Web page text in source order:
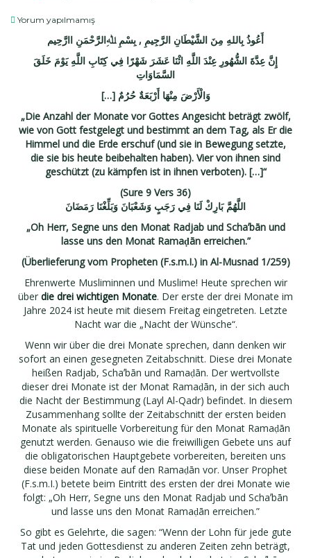
Yorum yapılmamış
أَعُوذُ بِاللهِ مِنَ الشَّيْطَانِ الرَّجِيمِ , بِسْمِ ﷲِالرَّحْمَنِ اارَّحِيم
إِنَّ عِدَّةَ الشُّهُورِ عِنْدَ اللَّهِ اثْنَا عَشَرَ شَهْرًا فِي كِتَابِ اللَّهِ يَوْمَ خَلَقَ
السَّمَاوَاتِ
[…] وَالْأَرْضَ مِنْهَا أَرْبَعَةٌ حُرُمٌ
„Die Anzahl der Monate vor Gottes Angesicht beträgt zwölf,
wie von Gott festgelegt und bestimmt an dem Tag, als Er die
Himmel und die Erde erschuf (und sie in Bewegung setzte,
die sie bis heute beibehalten haben). Vier von ihnen sind
geschützt (zu kämpfen ist in ihnen verboten). […]“
(Sure 9 Vers 36)
اللَّهُمَّ بَارِكْ لَنَا فِي رَجَبٍ وَشَعْبَانَ وَبَلِّغْنَا رَمَضَانَ
„Oh Herr, Segne uns den Monat Radjab und Schaʼbān und
lasse uns den Monat Ramaḍān erreichen.”
(Überlieferung vom Propheten (F.s.m.I.) in Al-Musnad 1/259)
Ehrenwerte Musliminnen und Muslime! Heute sprechen wir
über die drei wichtigen Monate. Der erste der drei Monate im
Jahre 2024 ist heute mit diesem Freitag eingetreten. Letzte
Nacht war die „Nacht der Wünsche“.
Wenn wir über die drei Monate sprechen, dann denken wir
sofort an einen gesegneten Zeitabschnitt. Diese drei Monate
heißen Radjab, Schaʼbān und Ramaḍān. Der wertvollste
dieser drei Monate ist der Monat Ramaḍān, in der sich auch
die Nacht der Bestimmung (Layl Al-Qadr) befindet. In diesem
Zusammenhang sollte der Zeitabschnitt der ersten beiden
Monate als spirituelle Vorbereitung für den Monat Ramaḍān
genutzt werden. Genauso wie die freiwilligen Gebete uns auf
die obligatorischen Hauptgebete vorbereiten, bereiten uns
diese beiden Monate auf den Ramaḍān vor. Unser Prophet
(F.s.m.I.) betete beim Eintritt des ersten der drei Monate wie
folgt: „Oh Herr, Segne uns den Monat Radjab und Schaʼbān
und lasse uns den Monat Ramaḍān erreichen.”
So gibt es Gelehrte, die sagen: “Wenn der Lohn für jede gute
Tat und jeden Gottesdienst zu anderen Zeiten zehn beträgt,